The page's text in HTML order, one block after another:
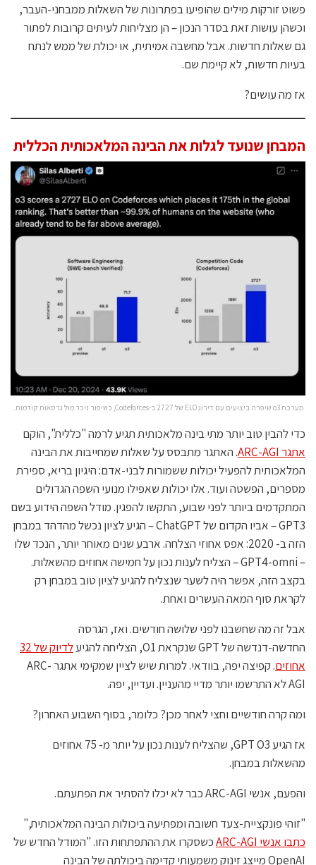
פשוט זורקות מילים שהופיעו בפתרונות של השאלות ממבחני-העבר,
וכשהן עושות זאת בסדר הנכון – הן מצליחות לעיתים קרובות לפתור
גם שאלות חדשות. אבל מחשבה אמיתית, או יכולת של ממש לנתח
בעיות חדשות, לא קיימת שם.
אז מה עושים?
המבחן שנועד לגלות את הבינה המלאכותית הכללית
מערכת o3 שיפרה ביצועים עם דירוג ELO של 2727 ב-Codeforces, כשיפור ניכר מול גרסאות קודמות.
כדי להבין טוב יותר מתי בינה מלאכותית תגיע לרמה "כללית", הוקם
אתגר ARC-AGI
. האתגר מתבסס על שאלות שמחייבות את הבינה
המלאכותית להפעיל יכולות ששמורות לבני-אדם: היגיון בריא, ספירת
מספרים, הפשטה ועוד. אלו יכולות שאפילו מנועי השפה הגדולים
המתקדמים ביותר לפני שבוע, התקשו להפגין. מודל השפה הידוע בשם
GPT3 – אביו הקדום של ChatGPT – הגיע לציון נכשל מהדהד במבחן
הזה ב- 2020: אפס אחוזי הצלחה. ארבע שנים מאוחר יותר, הנכד שלו
– GPT4-omni – הצליח לענות נכון על חמישה אחוזים מהשאלות.
בקצב הזה, אפשר היה לשער שנצליח להגיע לציון טוב במבחן רק
לקראת סוף המאה העשרים ואחת.
אבל זה מה שחשבנו לפני שלושה חודשים. ואז, הגרסה
החדשה-דנדשה של GPT שנקראת O1, הצליחה להגיע
לדיוק של 32
אחוזים
. קפיצה יפה, בוודאי. למרות שיש לציין שמקימי אתגר ARC-
AGI לא התרשמו יותר מדיי מהעניין. ועדיין, יפה.
ומה קרה חודשיים וחצי לאחר מכן? כלומר, בסוף השבוע האחרון?
אז הגיע GPT O3, שהצליח לענות נכון על יותר מ- 75 אחוזים
מהשאלות במבחן.
והפעם, אנשי ARC-AGI כבר לא יכלו להסתיר את הפתעתם.
"זוהי פונקציית-צעד חשובה ומפתיעה ביכולות הבינה המלאכותית,"
כתבו אנשי ARC-AGI
כשסקרו את ההתפתחות הזו. "המודל החדש של
OpenAI מייצג זינוק משמעותי קדימה ביכולתה של הבינה